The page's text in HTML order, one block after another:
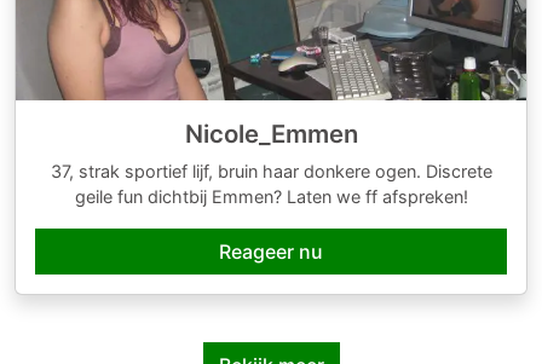
Nicole_Emmen
37, strak sportief lijf, bruin haar donkere ogen. Discrete
geile fun dichtbij Emmen? Laten we ff afspreken!
Reageer nu